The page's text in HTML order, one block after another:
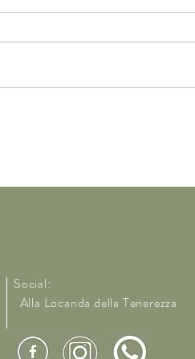
Social:
Alla Locanda della Tenerezza